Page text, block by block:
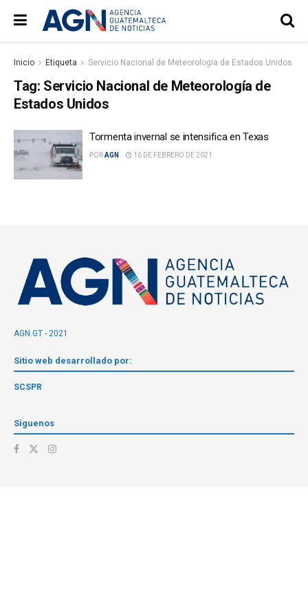
Inicio Etiqueta Servicio Nacional de Meteorología de Estados Unidos
Tag: Servicio Nacional de Meteorología de
Estados Unidos
Tormenta invernal se intensifica en Texas
PORAGN 16 DE FEBRERO DE 2021
AGN.GT - 2021
Sitio web desarrollado por:
SCSPR
Síguenos